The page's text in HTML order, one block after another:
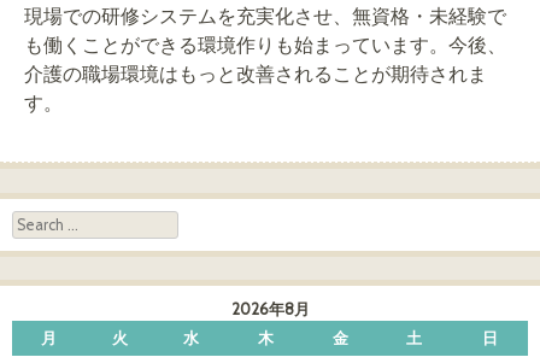
現場での研修システムを充実化させ、無資格・未経験で
も働くことができる環境作りも始まっています。今後、
介護の職場環境はもっと改善されることが期待されま
す。
Search
2026年8月
月
火 水 木 金 土
日